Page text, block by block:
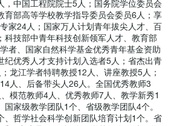
，中国工程院院士5人；国务院学位委员会
育部高等学校教学指导委员会委员6人；享
家24人；国家万人计划青年拔尖人才、百
科技部中青年科技创新领军人才、教育部
者、国家自然科学基金优秀青年基金资助
纪优秀人才支持计划入选者5人；省杰出青
龙江学者特聘教授12人、讲座教授5人；
人、后备带头人26人。全国优秀教师3
模范教师4人、优秀教师7人、教学新秀1
国家级教学团队1个、省级教学团队4个。
、哲学社会科学创新团队培育计划1个。省